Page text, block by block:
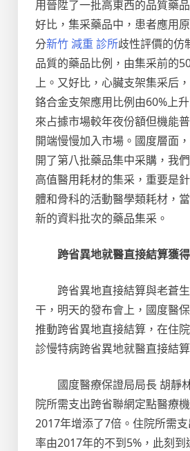
用晉陞了一批高東西的品質藥
好比，集采藥品中，患者應用
分新竹 減重 診所歧性評價的仿
品質的藥品比例，由集采前的
上。又好比，心臟支架集采后
鉻合金支架應用比例由60%上
來占據市場較年夜份額但機能
開端慢慢加入市場。國度層面
開了第八批藥品集中采購，我
高值醫用耗材的集采，重要是
體和骨科的活動醫學類耗材，
新的資料批次的藥品集采。
跨省異地就醫直接結算獲
跨省異地直接結算與老蒼
干，明天的發布會上，國度醫
推動跨省異地直接結算，在住
診慢特病跨省異地就醫直接結
國度醫療保證局局長 胡靜
院所需支出跨省聯網定點醫療
2017年增添了7倍。住院所需
率由2017年的不到5%，此刻到